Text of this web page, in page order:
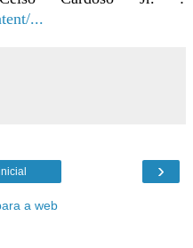
...
›
a web